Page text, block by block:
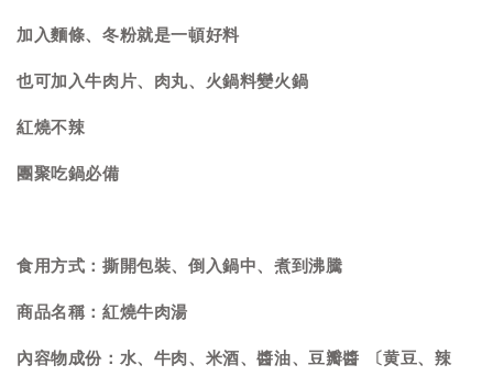
加入麵條、冬粉就是一頓好料
也可加入牛肉片、肉丸、火鍋料變火鍋
紅燒不辣
團聚吃鍋必備
食用方式：撕開包裝、倒入鍋中、煮到沸騰
商品名稱：紅燒牛肉湯
內容物成份：水、牛肉、米酒、醬油、豆瓣醬 〔黄豆、辣